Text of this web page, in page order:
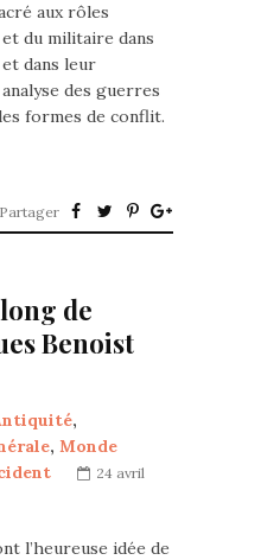
aux rôles
du militaire dans
dans leur
des guerres
formes de conflit.
Partager
de
Benoist
,
, Monde
24 avril
l’heureuse idée de